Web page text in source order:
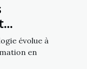
en
évolue à
en